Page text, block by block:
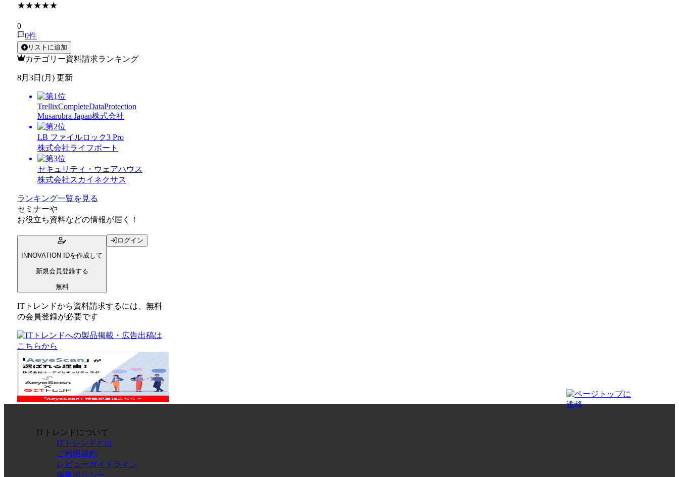
★★★★★
0
0件
リストに追加
カテゴリー資料請求ランキング
8月3日(月) 更新
TrellixCompleteDataProtection
Musarubra Japan株式会社
LB ファイルロック3 Pro
株式会社ライフボート
セキュリティ・ウェアハウス
株式会社スカイネクサス
ランキング一覧を見る
セミナーや
お役立ち資料などの情報が届く！
INNOVATION IDを作成して
新規会員登録する
無料
ログイン
ITトレンドから資料請求するには、無料
の会員登録が必要です
ITトレンドについて
ITトレンドとは
ご利用規約
レビューガイドライン
編集ポリシー